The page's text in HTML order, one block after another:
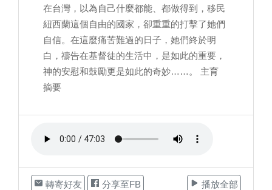
在台灣，以為自己什麼都能、都做得到，移民
紐西蘭這個自由的國家，卻重重的打擊了她們
自信。在這麼痛苦難過的日子，她們終於明
白，禱告在基督徒的生活中，是如此的重要，
神的安慰和鼓勵更是如此的奇妙……。 主育
摘要
轉寄好友 分享至FB 播放全部